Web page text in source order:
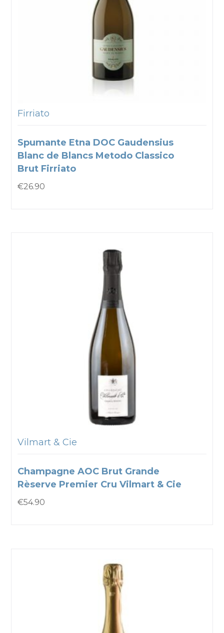
Firriato
Spumante Etna DOC Gaudensius
Blanc de Blancs Metodo Classico
Brut Firriato
€26.90
Vilmart & Cie
Champagne AOC Brut Grande
Rèserve Premier Cru Vilmart & Cie
€54.90